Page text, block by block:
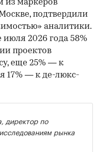
из маркеров
подтвердили
аналитики.
июля 2026 года 58%
проектов
еще 25% — к
17% — к де-люкс-
директор по
рынка